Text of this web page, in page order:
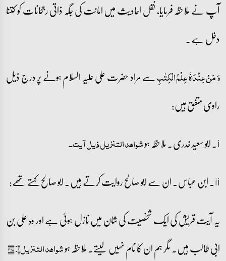
آپ نے ملاحظہ فرمایا، نقل احادیث میں امانت کی جگہ ذاتی رجحانات کو کتنا
دخل ہے۔
وَ مَنۡ عِنۡدَہٗ عِلۡمُ الۡکِتٰبِسے مراد حضرت علی علیہ السلام ہونے پر درج ذیل
راوی متفق ہیں:
i۔ ابو سعید خدری۔ ملاحظہ ہو
شواھد التنزیل ذیل آیت۔
ii۔ ابن عباس۔ ان سے ابو صالح روایت کرتے ہیں۔ ابو صالح کہتے تھے:
یہ آیت قریش کی ایک شخصیت کی شان میں نازل ہوئی ہے اور وہ علی بن
ابی طالب ہیں۔ مگر ہم ان کا نام نہیں لیتے۔ ملاحظہ ہوشواھد التنزیل ۱: ۴۰۷